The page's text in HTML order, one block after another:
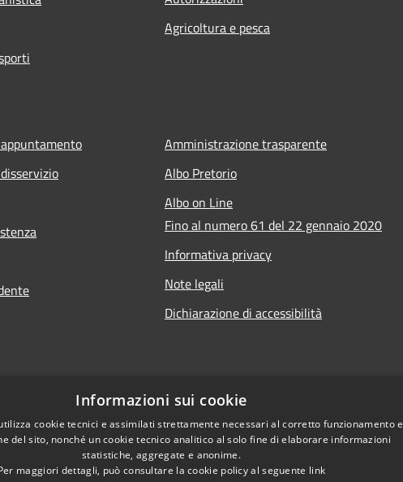
Agricoltura e pesca
Amministrazione trasparente
Albo Pretorio
Albo on Line
Fino al numero 61 del 22 gennaio 2020
Informativa privacy
Note legali
Dichiarazione di accessibilità
Informazioni sui cookie
cookie tecnici e assimilati strettamente necessari al corretto funzionamento e
del sito, nonché un cookie tecnico analitico al solo fine di elaborare informazioni
statistiche, aggregate e anonime.
maggiori dettagli, può consultare la cookie policy al seguente link